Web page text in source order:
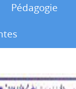
Pédagogie